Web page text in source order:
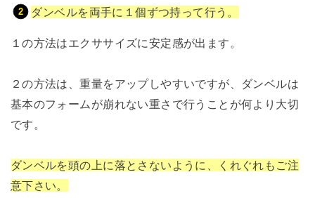
ダンベルを両手に１個ずつ持って行う。
１の方法はエクササイズに安定感が出ます。
２の方法は、重量をアップしやすいですが、ダンベルは
基本のフォームが崩れない重さで行うことが何より大切
です。
ダンベルを頭の上に落とさないように、くれぐれもご注
意下さい。